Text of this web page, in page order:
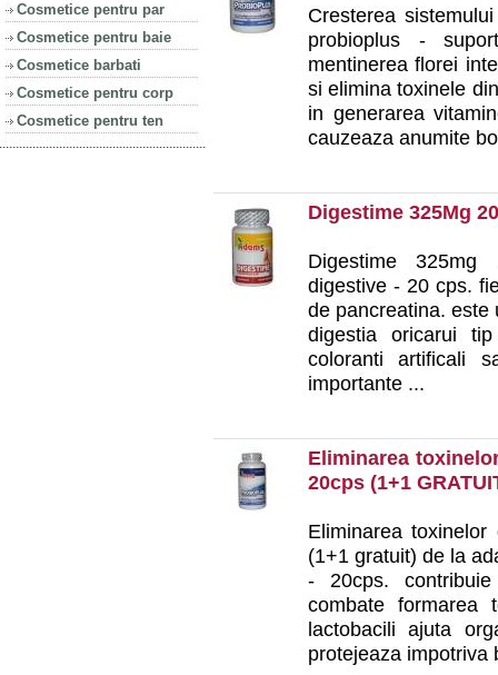
Cosmetice pentru par
Cosmetice pentru baie
Cosmetice barbati
Cosmetice pentru corp
Cosmetice pentru ten
Cresterea
probioplus -
mentinerea florei
si elimina toxinele
in generarea
cauzeaza anumite
Digestime 325Mg
Digestime 325mg
digestive - 20 cps.
de pancreatina. este
digestia oricarui
coloranti artificali
importante ...
Eliminarea
20cps (1+1
Eliminarea
(1+1 gratuit) de la
- 20cps.
combate formarea
lactobacili ajuta
protejeaza impotriva